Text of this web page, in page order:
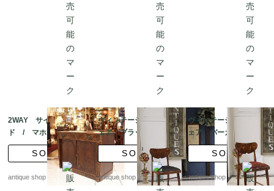
2WAY サイドボー
ド / マホガニーダイ
ニングテーブル 補助
テーブル付き
SOLD
antique shop at's
ヴィンテージ サイドチ
ェア ブラック×ゴール
ドライン｜ミッドセン
チュリーSOLD
antique shop at's
ヴィンテージ サイドチ
ェア バーガンディー×
ゴールドライン｜ミッ
ドセンチュリー
SOLD
antique shop at's